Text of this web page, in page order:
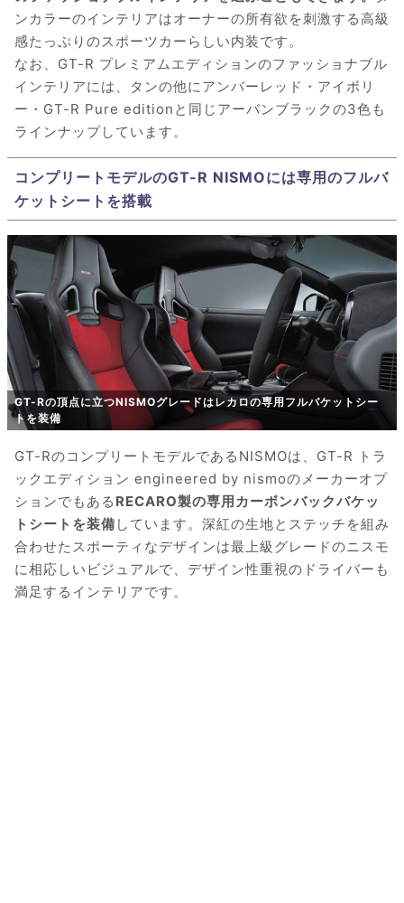
ンカラーのインテリアはオーナーの所有欲を刺激する高級
感たっぷりのスポーツカーらしい内装です。
なお、GT-R プレミアムエディションのファッショナブル
インテリアには、タンの他にアンバーレッド・アイボリ
ー・GT-R Pure editionと同じアーバンブラックの3色も
ラインナップしています。
コンプリートモデルのGT-R NISMOには専用のフルバ
ケットシートを搭載
GT-Rの頂点に立つNISMOグレードはレカロの専用フルバケットシー
トを装備
GT-RのコンプリートモデルであるNISMOは、GT-R トラ
ックエディション engineered by nismoのメーカーオプ
ションでもある RECARO製の専用カーボンバックバケッ
トシートを装備 しています。深紅の生地とステッチを組み
合わせたスポーティなデザインは最上級グレードのニスモ
に相応しいビジュアルで、デザイン性重視のドライバーも
満足するインテリアです。